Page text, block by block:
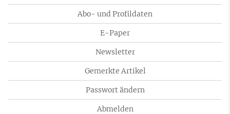
Abo- und Profildaten
E-Paper
Newsletter
Gemerkte Artikel
Passwort ändern
Abmelden